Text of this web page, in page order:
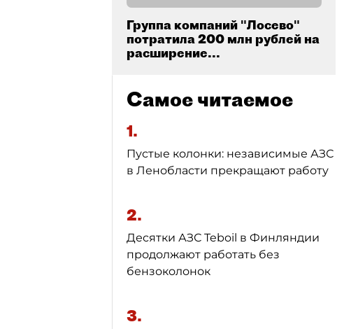
Группа компаний "Лосево"
потратила 200 млн рублей на
расширение...
Самое читаемое
1.
Пустые колонки: независимые АЗС
в Ленобласти прекращают работу
2.
Десятки АЗС Teboil в Финляндии
продолжают работать без
бензоколонок
3.